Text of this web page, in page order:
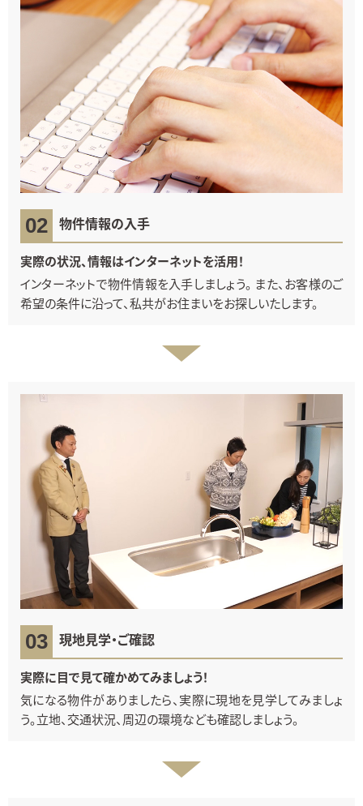
物件情報の入手
実際の状況、情報はインターネットを活用！
インターネットで物件情報を入手しましょう。 また、お客様のご
希望の条件に沿って、私共がお住まいをお探しいたします。
現地見学・ご確認
実際に目で見て確かめてみましょう！
気になる物件がありましたら、実際に現地を見学してみましょ
う。立地、交通状況、周辺の環境なども確認しましょう。